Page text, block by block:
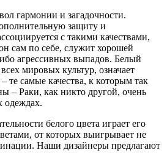
гармонии и загадочности.
защиту и
с такими качествами,
сам по себе, служит хорошей
агрессивных выпадов. Белый
мировых культур, означает
те самые качества, к которым так
– Раки, как никто другой, очень
одеждах.
белого цвета играет его
от которых выигрывает не
Наши дизайнеры предлагают